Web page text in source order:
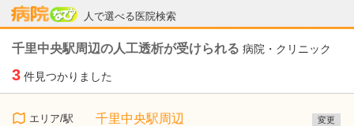
人で選べる医院検索
病院なび
千里中央駅周辺の人工透析が受けられる 病院・クリニック
3 件見つかりました
エリア/駅 千里中央駅周辺 変更